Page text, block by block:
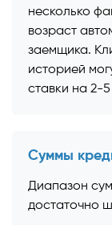
несколько
возраст
заемщика.
историей
ставки на 2-
Суммы
Диапазон
достаточно